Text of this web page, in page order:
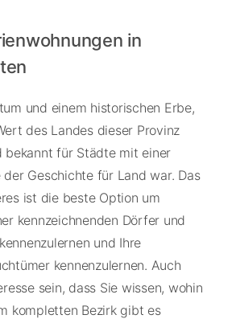
in
und einem historischen Erbe,
des Landes dieser Provinz
bekannt für Städte mit einer
Geschichte für Land war. Das
ist die beste Option um
kennzeichnenden Dörfer und
und Ihre
kennenzulernen. Auch
sein, dass Sie wissen, wohin
kompletten Bezirk gibt es